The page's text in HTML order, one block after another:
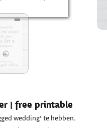
| free printable
wedding’ te hebben.